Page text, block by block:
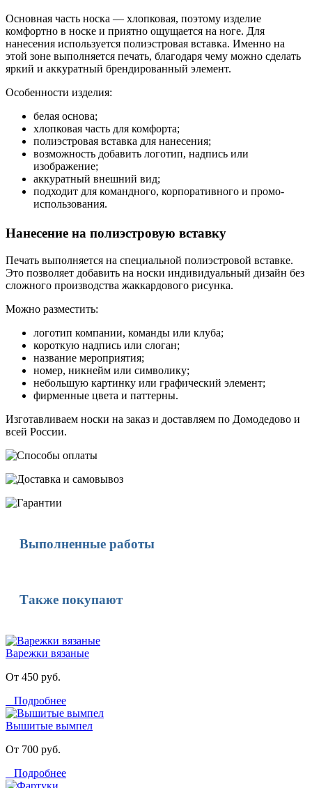
Основная часть носка — хлопковая, поэтому изделие
комфортно в носке и приятно ощущается на ноге. Для
нанесения используется полиэстровая вставка. Именно на
этой зоне выполняется печать, благодаря чему можно сделать
яркий и аккуратный брендированный элемент.
Особенности изделия:
белая основа;
хлопковая часть для комфорта;
полиэстровая вставка для нанесения;
возможность добавить логотип, надпись или
изображение;
аккуратный внешний вид;
подходит для командного, корпоративного и промо-
использования.
Нанесение на полиэстровую вставку
Печать выполняется на специальной полиэстровой вставке.
Это позволяет добавить на носки индивидуальный дизайн без
сложного производства жаккардового рисунка.
Можно разместить:
логотип компании, команды или клуба;
короткую надпись или слоган;
название мероприятия;
номер, никнейм или символику;
небольшую картинку или графический элемент;
фирменные цвета и паттерны.
Изготавливаем носки на заказ и доставляем по Домодедово и
всей России.
Выполненные работы
Также покупают
Варежки вязаные
От 450 руб.
Подробнее
Вышитые вымпел
От 700 руб.
Подробнее